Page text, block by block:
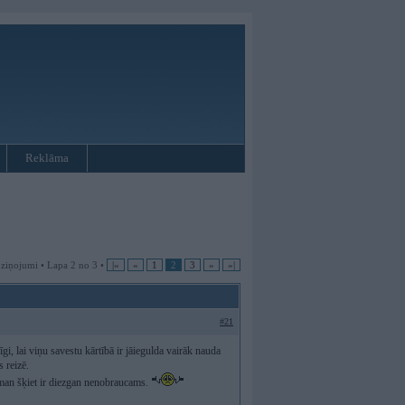
Reklāma
• Lapa 2 no 3 • |« « 1 2 3 » »|
#21
lai viņu savestu kārtībā ir jāiegulda vairāk nauda
reizē.
šķiet ir diezgan nenobraucams.